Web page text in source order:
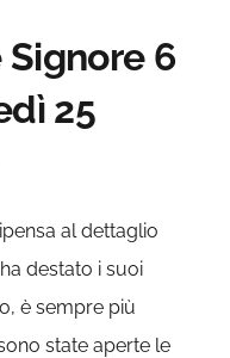
6
25
al dettaglio
destato i suoi
è sempre più
state aperte le